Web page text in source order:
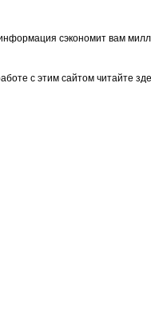
сэкономит вам
с этим сайтом читайте